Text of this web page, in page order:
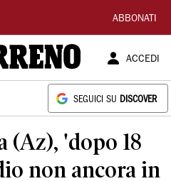
ABBONATI
ACCEDI
SEGUICI SU DISCOVER
(Az), 'dopo 18
non ancora in